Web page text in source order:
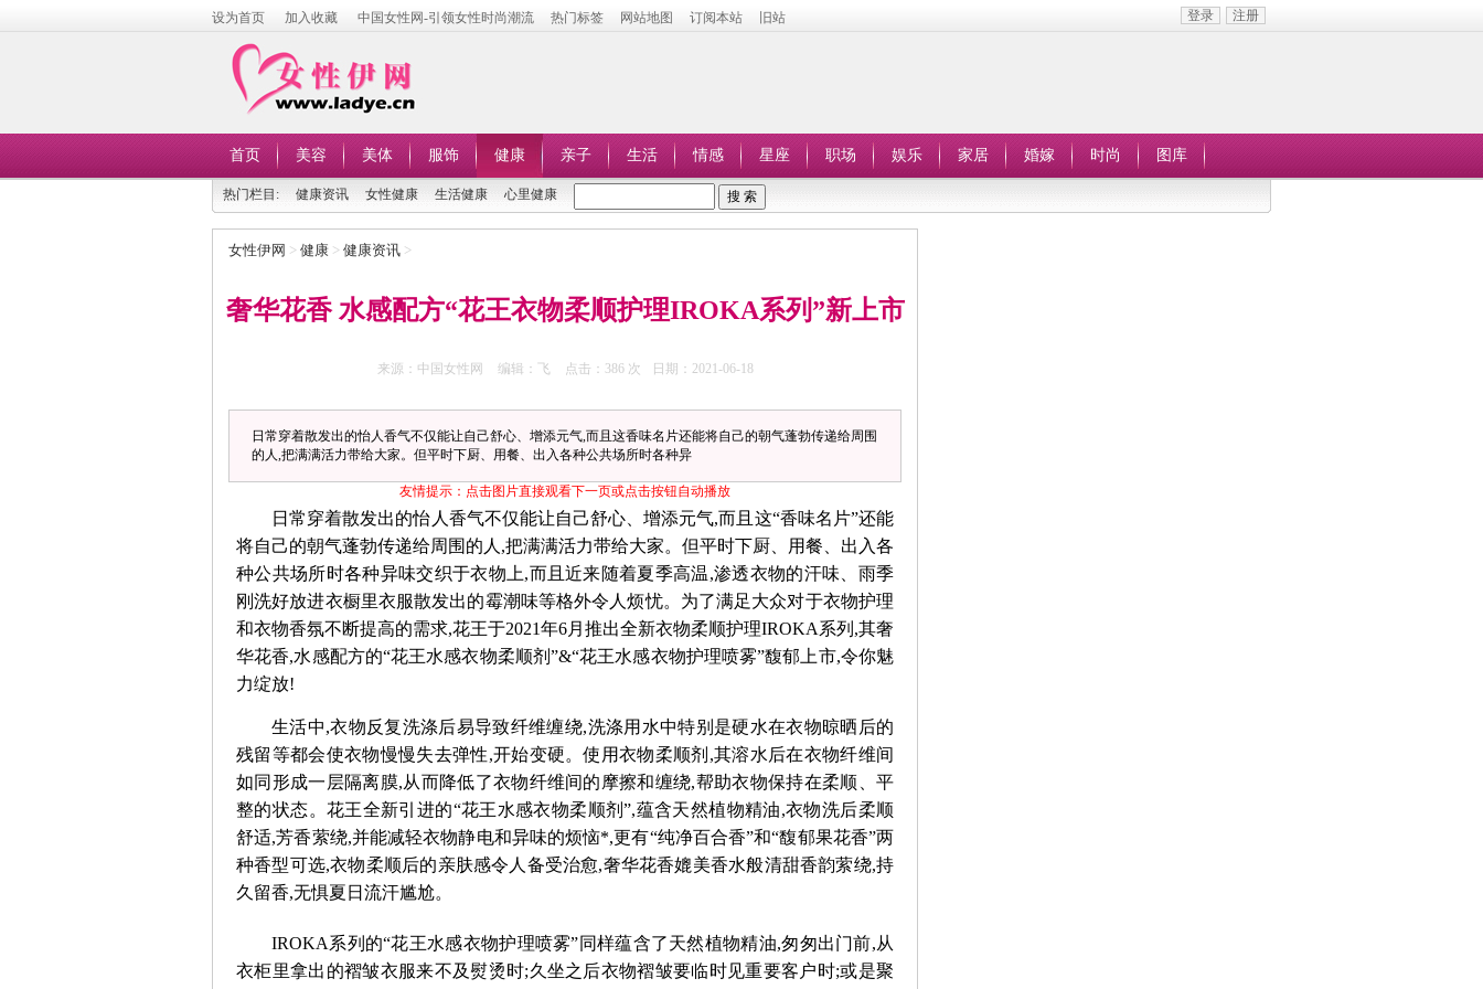
设为首页 加入收藏 中国女性网-引领女性时尚潮流 热门标签 网站地图 订阅本站 旧站 登录 注册
首页 美容 美体 服饰 健康 亲子 生活 情感 星座 职场 娱乐 家居 婚嫁 时尚 图库
热门栏目: 健康资讯 女性健康 生活健康 心里健康
女性伊网 > 健康 > 健康资讯 >
奢华花香 水感配方“花王衣物柔顺护理IROKA系列”新上市
来源：中国女性网 编辑：飞 点击： 386 次 日期：2021-06-18
日常穿着散发出的怡人香气不仅能让自己舒心、增添元气,而且这香味名片还能将自己的朝气蓬勃传递给周围
的人,把满满活力带给大家。但平时下厨、用餐、出入各种公共场所时各种异
友情提示：点击图片直接观看下一页或点击按钮自动播放
日常穿着散发出的怡人香气不仅能让自己舒心、增添元气,而且这“香味名片”还能
将自己的朝气蓬勃传递给周围的人,把满满活力带给大家。但平时下厨、用餐、出入各
种公共场所时各种异味交织于衣物上,而且近来随着夏季高温,渗透衣物的汗味、雨季
刚洗好放进衣橱里衣服散发出的霉潮味等格外令人烦忧。为了满足大众对于衣物护理
和衣物香氛不断提高的需求,花王于2021年6月推出全新衣物柔顺护理IROKA系列,其奢
华花香,水感配方的“花王水感衣物柔顺剂”&“花王水感衣物护理喷雾”馥郁上市,令你魅
力绽放!
生活中,衣物反复洗涤后易导致纤维缠绕,洗涤用水中特别是硬水在衣物晾晒后的
残留等都会使衣物慢慢失去弹性,开始变硬。使用衣物柔顺剂,其溶水后在衣物纤维间
如同形成一层隔离膜,从而降低了衣物纤维间的摩擦和缠绕,帮助衣物保持在柔顺、平
整的状态。花王全新引进的“花王水感衣物柔顺剂”,蕴含天然植物精油,衣物洗后柔顺
舒适,芳香萦绕,并能减轻衣物静电和异味的烦恼*,更有“纯净百合香”和“馥郁果花香”两
种香型可选,衣物柔顺后的亲肤感令人备受治愈,奢华花香媲美香水般清甜香韵萦绕,持
久留香,无惧夏日流汗尴尬。
IROKA系列的“花王水感衣物护理喷雾”同样蕴含了天然植物精油,匆匆出门前,从
衣柜里拿出的褶皱衣服来不及熨烫时;久坐之后衣物褶皱要临时见重要客户时;或是聚